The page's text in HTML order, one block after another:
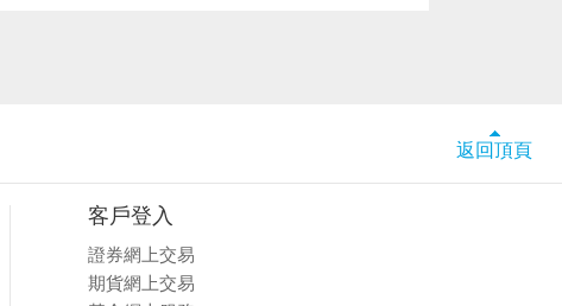
返回頂頁
客戶登入
證券網上交易
期貨網上交易